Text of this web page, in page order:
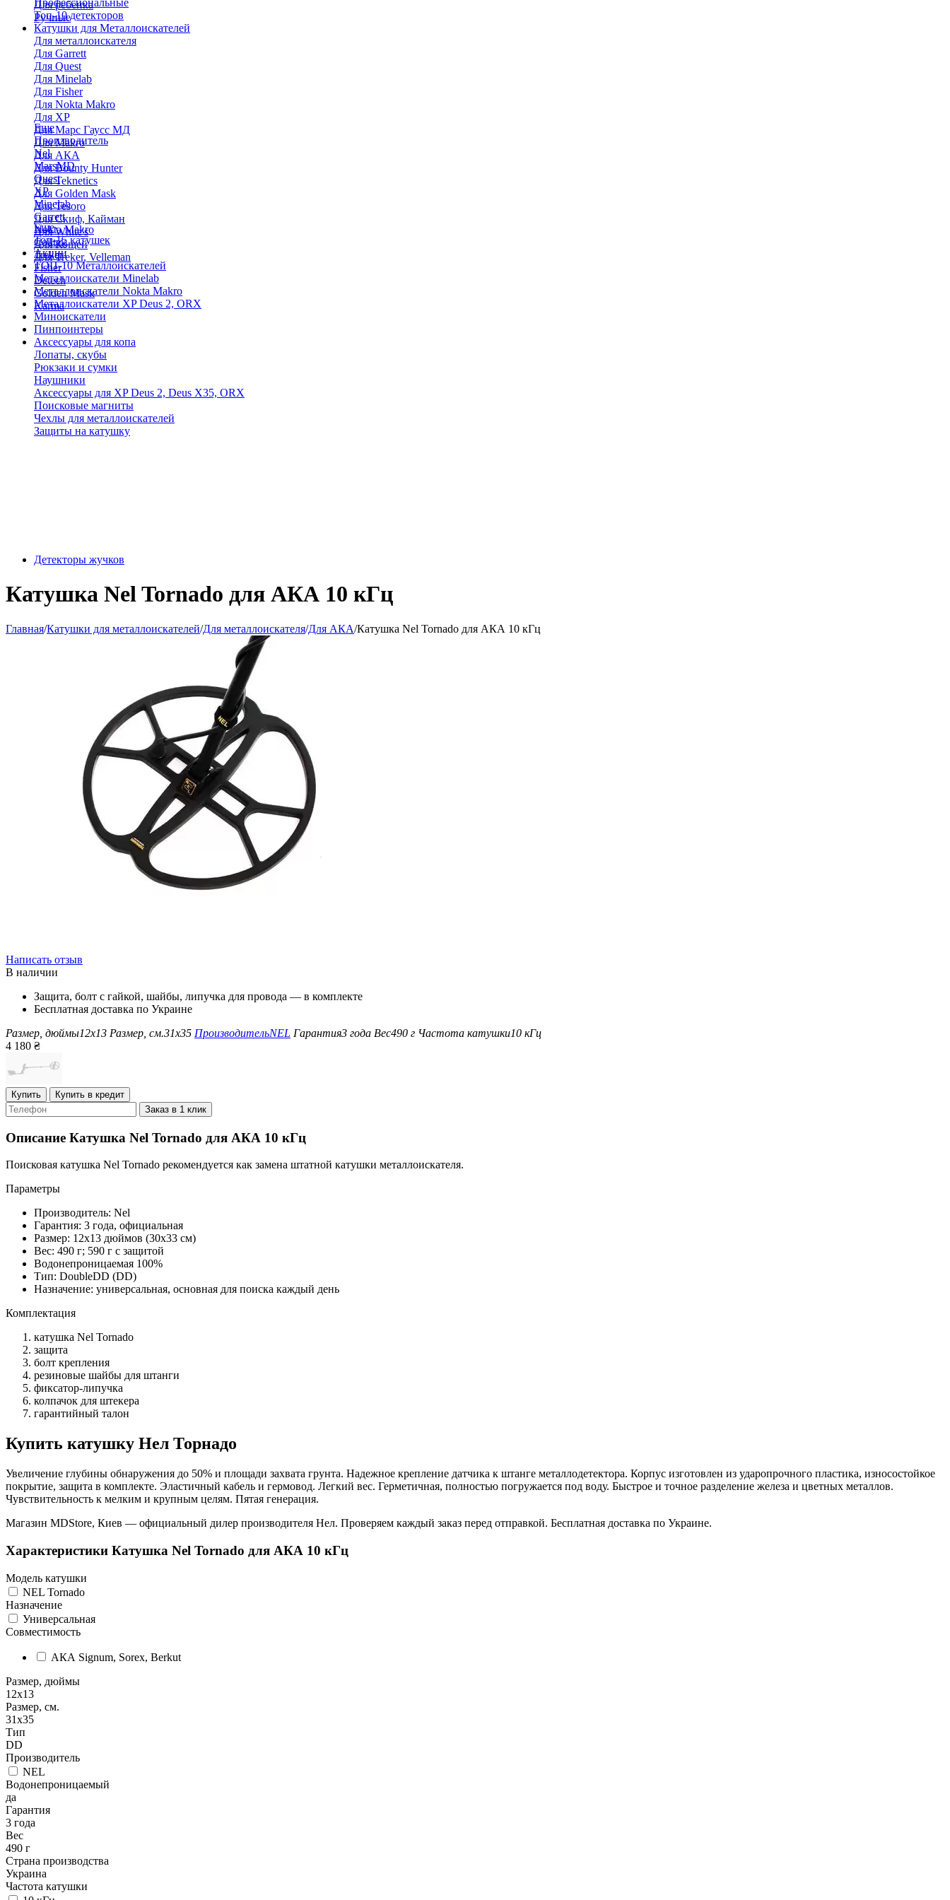
Для ребенка
Ручные
Профессиональные
Топ-10 детекторов
Катушки для Металлоискателей
Для металлоискателя
Для Garrett
Для Quest
Для Minelab
Для Fisher
Для Nokta Makro
Для XP
Для Марс Гаусс МД
Для Makro
Для АКА
Для Bounty Hunter
Для Teknetics
Для Golden Mask
Для Tesoro
Для Скиф, Кайман
Для White's
Для Кощей
Для Treker, Velleman
Еще
Производитель
Nel
MarsMD
Quest
XP
Minelab
Garrett
Nokta Makro
Coiltek
Treker
Fisher
Detech
Golden Mask
Karma
Еще
Топ-15 катушек
Акции
ТОП-10 Металлоискателей
Металлоискатели Minelab
Металлоискатели Nokta Makro
Металлоискатели XP Deus 2, ORX
Миноискатели
Пинпоинтеры
Аксессуары для копа
Лопаты, скубы
Рюкзаки и сумки
Наушники
Аксессуары для XP Deus 2, Deus X35, ORX
Поисковые магниты
Чехлы для металлоискателей
Защиты на катушку
Детекторы жучков
Катушка Nel Tornado для АКА 10 кГц
Главная/Катушки для металлоискателей/Для металлоискателя/Для АКА/Катушка Nel Tornado для АКА 10 кГц
Написать отзыв
В наличии
Защита, болт с гайкой, шайбы, липучка для провода — в комплекте
Бесплатная доставка по Украине
Размер, дюймы12x13 Размер, см.31x35 ПроизводительNEL Гарантия3 года Вес490 г Частота катушки10 кГц
4 180 ₴
Купить
Купить в кредит
Заказ в 1 клик
Описание Катушка Nel Tornado для АКА 10 кГц
Поисковая катушка Nel Tornado рекомендуется как замена штатной катушки металлоискателя.
Параметры
Производитель: Nel
Гарантия: 3 года, официальная
Размер: 12х13 дюймов (30х33 см)
Вес: 490 г; 590 г с защитой
Водонепроницаемая 100%
Тип: DoubleDD (DD)
Назначение: универсальная, основная для поиска каждый день
Комплектация
катушка Nel Tornado
защита
болт крепления
резиновые шайбы для штанги
фиксатор-липучка
колпачок для штекера
гарантийный талон
Купить катушку Нел Торнадо
Увеличение глубины обнаружения до 50% и площади захвата грунта. Надежное крепление датчика к штанге металлодетектора. Корпус изготовлен из ударопрочного пластика, износостойкое
покрытие, защита в комплекте. Эластичный кабель и гермовод. Легкий вес. Герметичная, полностью погружается под воду. Быстрое и точное разделение железа и цветных металлов.
Чувствительность к мелким и крупным целям. Пятая генерация.
Магазин MDStore, Киев — официальный дилер производителя Нел. Проверяем каждый заказ перед отправкой. Бесплатная доставка по Украине.
Характеристики Катушка Nel Tornado для АКА 10 кГц
Модель катушки
NEL Tornado
Назначение
Универсальная
Совместимость
АКА Signum, Sorex, Berkut
Размер, дюймы
12x13
Размер, см.
31x35
Тип
DD
Производитель
NEL
Водонепроницаемый
да
Гарантия
3 года
Вес
490 г
Страна производства
Украина
Частота катушки